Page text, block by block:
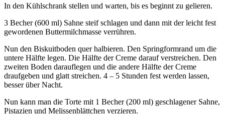
In den Kühlschrank stellen und warten, bis es beginnt zu gelieren.
3 Becher (600 ml) Sahne steif schlagen und dann mit der leicht fest
gewordenen Buttermilchmasse verrühren.
Nun den Biskuitboden quer halbieren. Den Springformrand um die
untere Hälfte legen. Die Hälfte der Creme darauf verstreichen. Den
zweiten Boden darauflegen und die andere Hälfte der Creme
draufgeben und glatt streichen. 4 – 5 Stunden fest werden lassen,
besser über Nacht.
Nun kann man die Torte mit 1 Becher (200 ml) geschlagener Sahne,
Pistazien und Melissenblättchen verzieren.